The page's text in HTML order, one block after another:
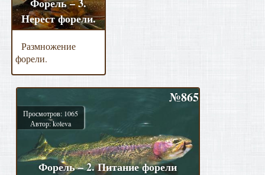
Нерест форели.
Размножение
форели.
№865
Просмотров: 1065
Автор: koleva
Форель – 2. Питание форели